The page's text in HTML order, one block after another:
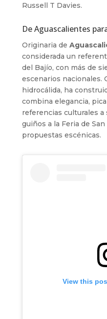
Russell T Davies.
De Aguascalientes
Originaria de
considerada un
del Bajío, con más de
escenarios nacionales.
hidrocálida, ha
combina elegancia,
referencias culturales
guiños a la Feria de
propuestas escénicas.
View this